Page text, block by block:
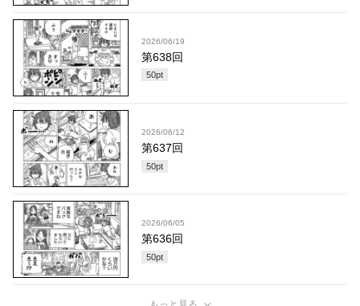
2026/06/19
第638回
50pt
2026/06/12
第637回
50pt
2026/06/05
第636回
50pt